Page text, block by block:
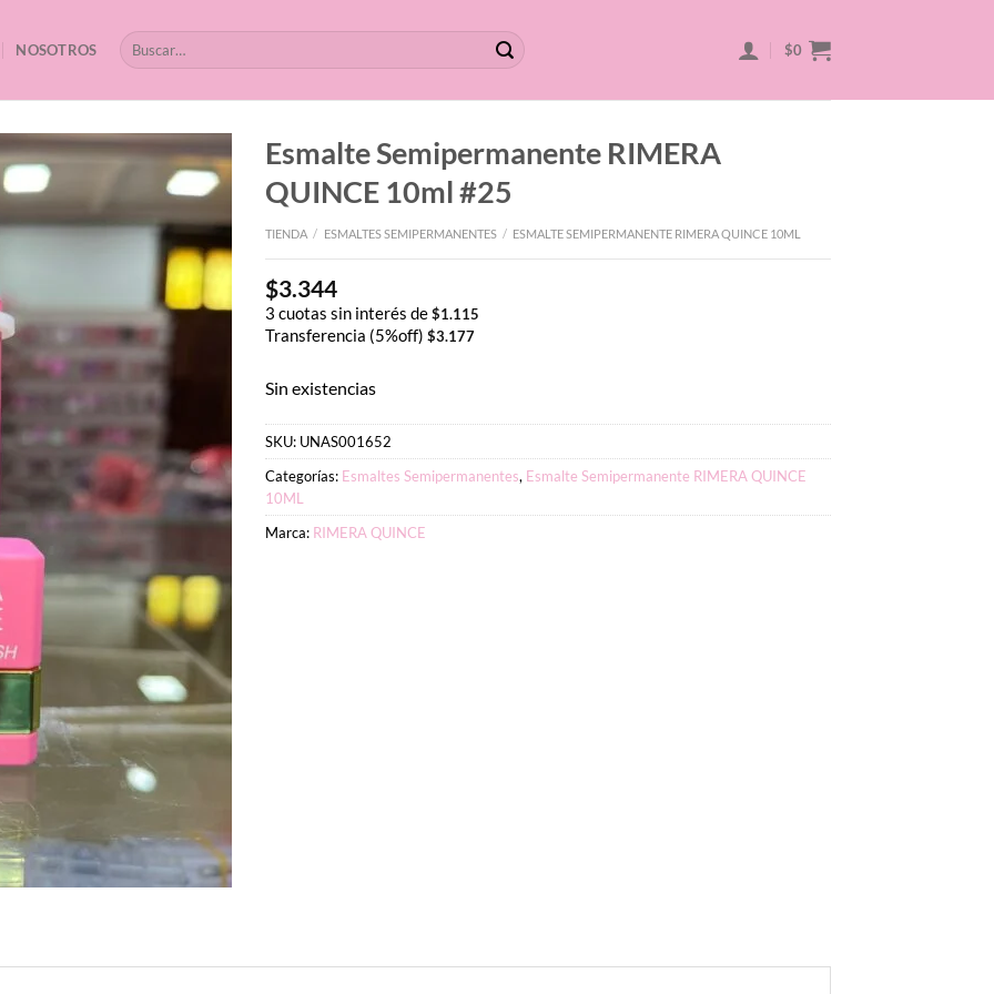
NOSOTROS
Buscar
por:
$0
Esmalte Semipermanente RIMERA
QUINCE 10ml #25
TIENDA / ESMALTES SEMIPERMANENTES / ESMALTE SEMIPERMANENTE RIMERA QUINCE 10ML
$3.344
3 cuotas sin interés de$1.115
Transferencia (5%off) $3.177
Sin existencias
SKU: UNAS001652
Categorías: Esmaltes Semipermanentes, Esmalte Semipermanente RIMERA QUINCE
10ML
Marca: RIMERA QUINCE